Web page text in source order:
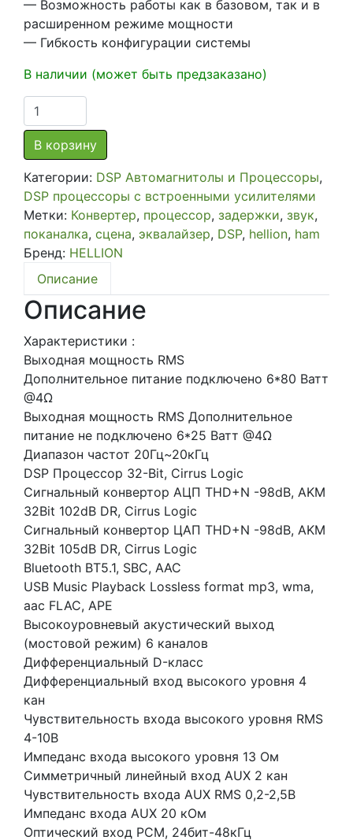
— Возможность работы как в базовом, так и в
расширенном режиме мощности
— Гибкость конфигурации системы
В наличии (может быть предзаказано)
Количество
товара
8-
канальный
процессор
DSP
со
встроенным
усилителем
6
каналов
HAM
4.8
PIN
DSP
В корзину
Категории: DSP Автомагнитолы и Процессоры,
DSP процессоры с встроенными усилителями
Метки: Конвертер, процессор, задержки, звук,
поканалка, сцена, эквалайзер, DSP, hellion, ham
Бренд: HELLION
Описание
Описание
Характеристики :
Выходная мощность RMS
Дополнительное питание подключено 6*80 Ватт
@4Ω
Выходная мощность RMS Дополнительное
питание не подключено 6*25 Ватт @4Ω
Диапазон частот 20Гц~20кГц
DSP Процессор 32-Bit, Cirrus Logic
Сигнальный конвертор АЦП THD+N -98dB, AKM
32Bit 102dB DR, Cirrus Logic
Сигнальный конвертор ЦАП THD+N -98dB, AKM
32Bit 105dB DR, Cirrus Logic
Bluetooth BT5.1, SBC, AAC
USB Music Playback Lossless format mp3, wma,
aac FLAC, APE
Высокоуровневый акустический выход
(мостовой режим) 6 каналов
Дифференциальный D-класс
Дифференциальный вход высокого уровня 4
кан
Чувствительность входа высокого уровня RMS
4-10В
Импеданс входа высокого уровня 13 Ом
Симметричный линейный вход AUX 2 кан
Чувствительность входа AUX RMS 0,2-2,5В
Импеданс входа AUX 20 кОм
Оптический вход PCM, 24бит-48кГц